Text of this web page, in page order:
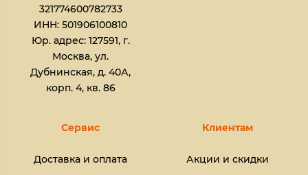
321774600782733
ИНН: 501906100810
Юр. адрес: 127591, г.
Москва, ул.
Дубнинская, д. 40А,
корп. 4, кв. 86
Сервис
Доставка и оплата
Клиентам
Акции и скидки